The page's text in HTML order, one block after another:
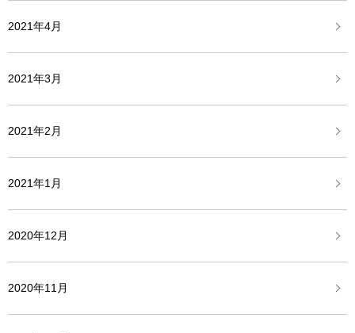
2021年4月
2021年3月
2021年2月
2021年1月
2020年12月
2020年11月